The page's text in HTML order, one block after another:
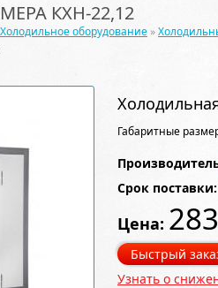
КХН-22,12
Холодильное оборудование »
Габаритные
Срок поставки:
Цена:
Быстрый
Узнать о